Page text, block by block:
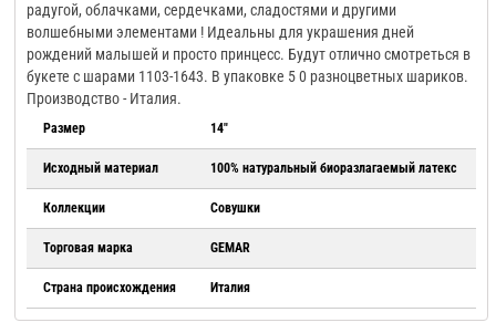
радугой, облачками, сердечками, сладостями и другими
волшебными элементами ! Идеальны для украшения дней
рождений малышей и просто принцесс. Будут отлично смотреться в
букете с шарами 1103-1643. В упаковке 5 0 разноцветных шариков.
Производство - Италия.
Размер 14"
Исходный материал 100% натуральный биоразлагаемый латекс
Коллекции Совушки
Торговая марка GEMAR
Страна происхождения Италия